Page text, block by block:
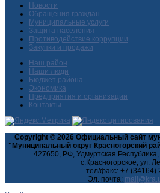
Новости
Обращения граждан
Муниципальные услуги
Защита населения
Противодействие коррупции
Закупки и продажи
Наш район
Наши люди
Бюджет района
Экономика
Предприятия и организации
Контакты
Copyright © 2026 Официальный сайт
"Муниципальный округ Красногорский
427650, РФ, Удмуртская
с.Красногорское, ул.
тел/факс: +7 (34164)
Эл. почта: